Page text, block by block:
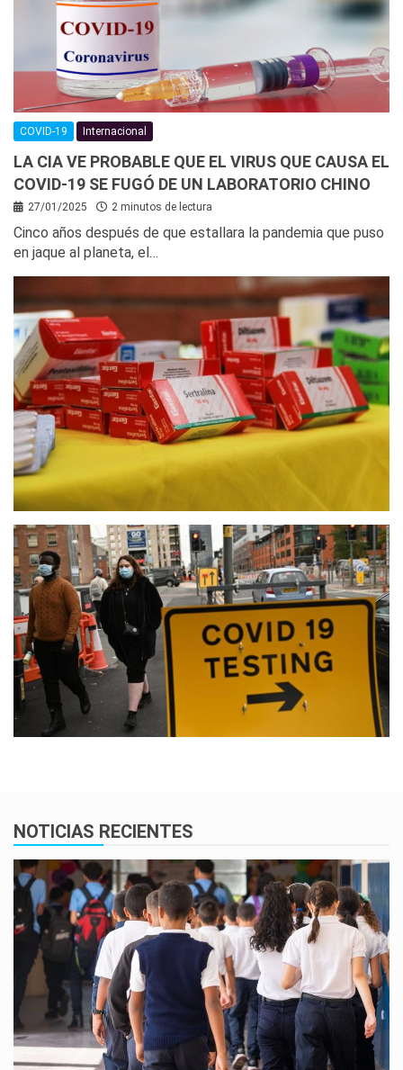
COVID-19 Internacional
LA CIA VE PROBABLE QUE EL VIRUS QUE CAUSA EL
COVID-19 SE FUGÓ DE UN LABORATORIO CHINO
27/01/2025 2 minutos de lectura
Cinco años después de que estallara la pandemia que puso
en jaque al planeta, el…
NOTICIAS RECIENTES